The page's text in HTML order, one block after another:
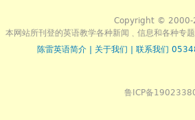
Copyright © 2000-
本网站所刊登的英语教学各种新闻﹑信息和各种专
陈雷英语简介
关于我们
联系我们
鲁ICP备